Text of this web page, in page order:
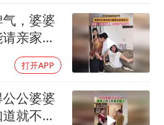
，婆婆
亲家母
打开APP
公婆婆
就不让